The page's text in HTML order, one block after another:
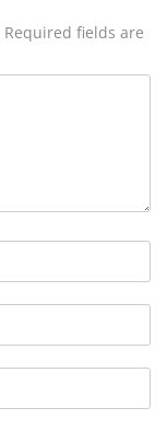
Required fields are